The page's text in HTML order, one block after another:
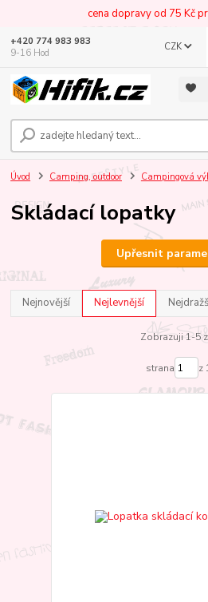
cena dopravy od 75 Kč
CZK
+420 774 983 983
9-16 Hod
Úvod Camping, outdoor Campingová
Skládací lopatky
Upřesnit
Nejnovější Nejlevnější
Zobrazuji 1-5
strana z